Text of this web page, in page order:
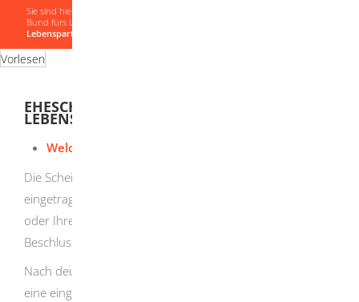
Sie sind hier:
Bund fürs Leben - Auflösung
Lebenspartnerschaft
Vorlesen
EHESCHEIDUNG/AUFHEBUNG EINER
LEBENSPARTNERSCHAFT
Welches Recht gilt?
Die Scheidung beziehungsweise die Aufhebung einer
eingetragenen Lebenspartnerschaft beendet Ihre Ehe
oder Ihre Lebensgemeinschaft durch einen gerichtlichen
Beschluss.
Nach deutschem Recht kann eine Ehe geschieden oder
eine eingetragene Lebenspartnerschaft aufgehoben